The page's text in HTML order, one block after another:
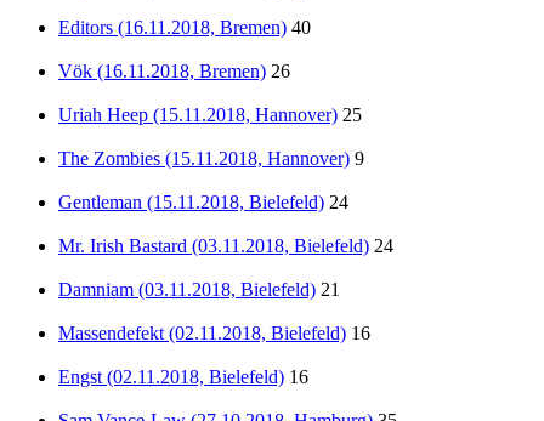
Editors (16.11.2018, Bremen) 40
Vök (16.11.2018, Bremen) 26
Uriah Heep (15.11.2018, Hannover) 25
The Zombies (15.11.2018, Hannover) 9
Gentleman (15.11.2018, Bielefeld) 24
Mr. Irish Bastard (03.11.2018, Bielefeld) 24
Damniam (03.11.2018, Bielefeld) 21
Massendefekt (02.11.2018, Bielefeld) 16
Engst (02.11.2018, Bielefeld) 16